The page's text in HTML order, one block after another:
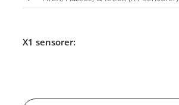
X1 sensorer: